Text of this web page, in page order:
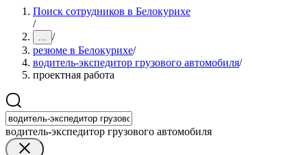
Поиск сотрудников в Белокурихе
/
... /
резюме в Белокурихе/
водитель-экспедитор грузового автомобиля/
проектная работа
водитель-экспедитор грузового автомобиля